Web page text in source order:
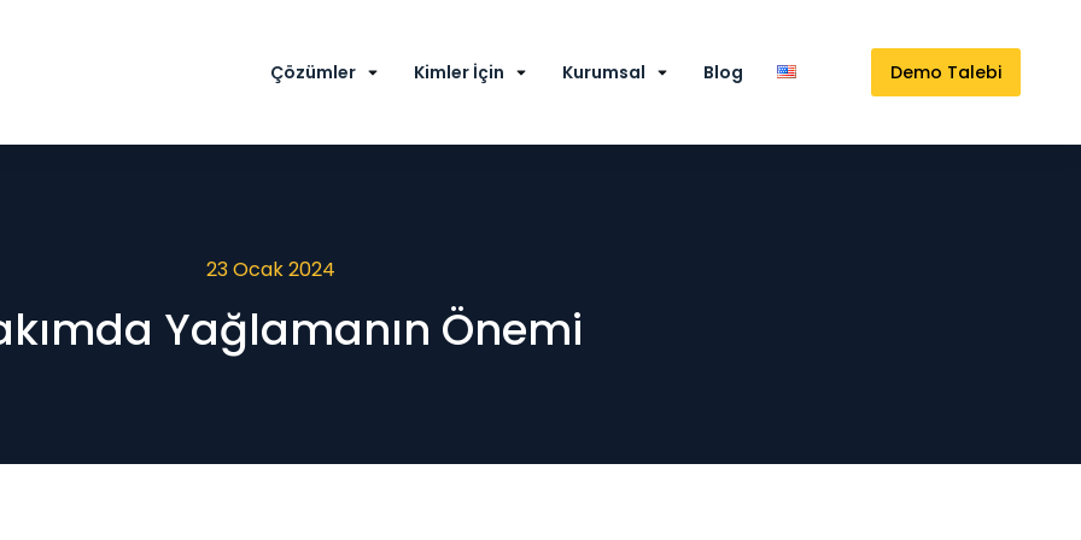
Çözümler Kimler İçin Kurumsal Blog Demo Talebi
23 Ocak 2024
Yağlamanın Önemi